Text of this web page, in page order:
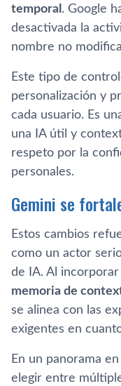
temporal . Google
desactivada la
nombre no
Este tipo de
personalización y
cada usuario. Es
una IA útil y
respeto por la
personales.
Gemini se
Estos cambios
como un actor
de IA. Al
memoria de
se alinea con las
exigentes en
En un panorama
elegir entre